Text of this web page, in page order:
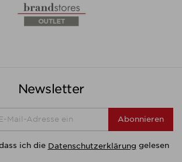
Newsletter
Abonnieren
ich die Datenschutzerklärung gelesen